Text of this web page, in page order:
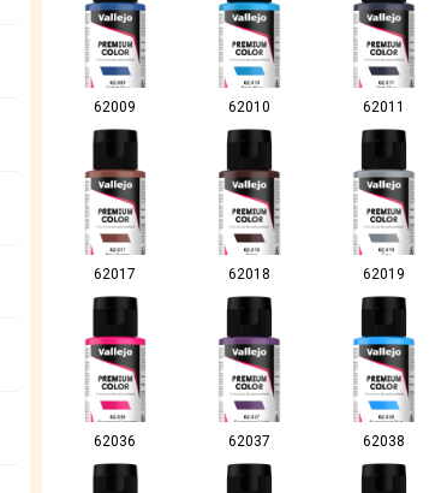
62009 62010 62011
62017 62018 62019
62036 62037 62038